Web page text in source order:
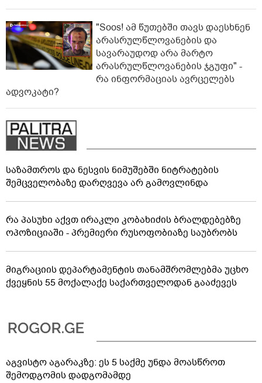
"Soos! ამ წუთებში თავს დაესხნენ
არასრულწლოვანების და
სავარაუდოდ არა მარტო
არასრულწლოვანების ჯგუფი" -
რა ინფორმაციას ავრცელებს
ადვოკატი?
საზამთროს და ნესვის ნიმუშებში ნიტრატების
შემცველობაზე დარღვევა არ გამოვლინდა
რა პასუხი აქვთ ირაკლი კობახიძის ბრალდებებზე
ოპოზიციაში - პრემიერი რუსოფობიაზე საუბრობს
მიგრაციის დეპარტამენტის თანამშრომლებმა უცხო
ქვეყნის 55 მოქალაქე საქართველოდან გააძევეს
აგვისტო აგარაკზე: ეს 5 საქმე უნდა მოასწროთ
შემოდგომის დადგომამდე